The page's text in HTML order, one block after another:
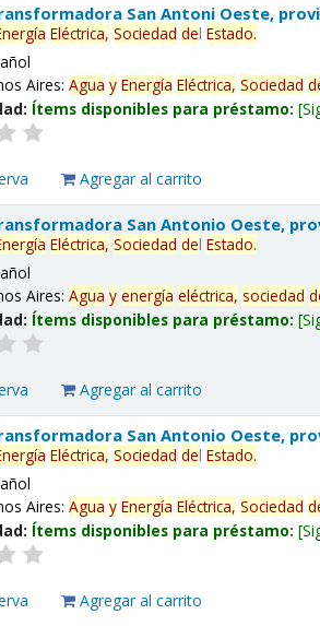
San Antoni Oeste,
Eléctrica, Sociedad delEstado.
Aires:Agua y Energía Eléctrica, Sociedad
Ítems disponibles para préstamo:
Agregar al carrito
San Antonio Oeste,
Eléctrica, Sociedad delEstado.
Aires:Agua y energía eléctrica, sociedad
Ítems disponibles para préstamo:
Agregar al carrito
San Antonio Oeste,
Eléctrica, Sociedad delEstado.
Aires:Agua y Energía Eléctrica, Sociedad
Ítems disponibles para préstamo:
Agregar al carrito